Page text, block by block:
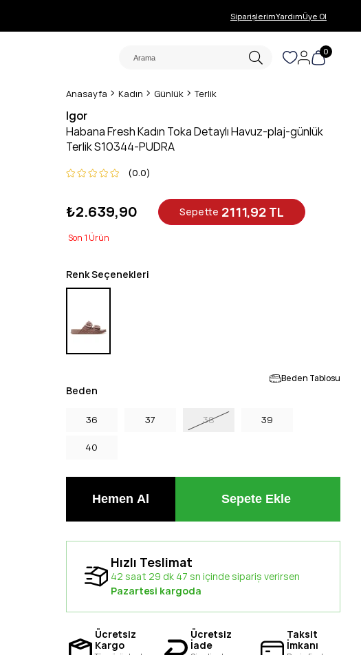
SiparişlerimYardımÜye Ol
0
Anasayfa Kadın Günlük Terlik
Igor
Habana Fresh Kadın Toka Detaylı Havuz-plaj-günlük
Terlik S10344-PUDRA
0.0
₺2.639,90 Sepette 2111,92 TL
1
Renk Seçenekleri
Beden Tablosu
Beden
36 37 38 39
40
Hızlı Teslimat
42 saat 29 dk 46 sn içinde sipariş verirsen
Pazartesi kargoda
Ücretsiz
Kargo
Ücretsiz
İade
Taksit
İmkanı